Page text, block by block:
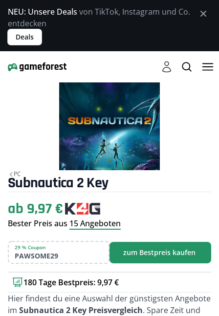
NEU: Unsere Deals von TikTok, Instagram und Co.
entdecken
Deals
PC
Subnautica 2 Key
ab 9,97 €
Bester Preis aus 15 Angeboten
29 % Coupon
PAWSOME29 zum Bestpreis kaufen
180 Tage Bestpreis: 9,97 €
Kurzbeschreibung
Hier findest du eine Auswahl der günstigsten Angebote
im Subnautica 2 Key Preisvergleich. Spare Zeit und